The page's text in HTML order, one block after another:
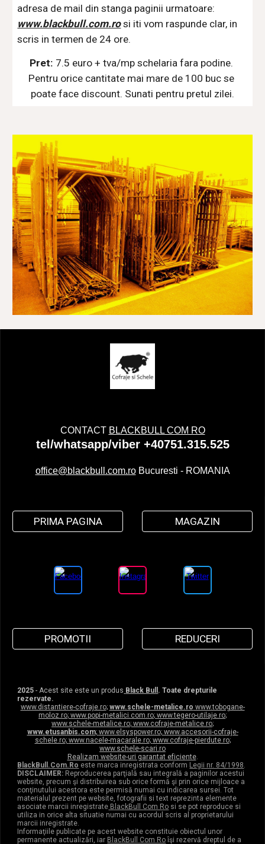
adresa de mail din stanga paginii urmatoare:
www.blackbull.com.ro si iti vom raspunde clar, in
scris in termen de 24 ore.
Pret: 7.5 euro + tva/mp schelaria fara podine.
Pentru orice cantitate mai mare de 100 buc se
poate face discount. Sunati pentru pretul zilei.
CONTACT BLACKBULL COM RO
tel/whatsapp/viber +40751.315.525
office@blackbull.com.roBucuresti - ROMANIA
PRIMA PAGINA MAGAZIN
PROMOTII REDUCERI
2025 - Acest site este un produs Black Bull . Toate drepturile
rezervate.
www.distantiere-cofraje.ro; www.schele-metalice.ro www.tobogane-
moloz.ro; www.popi-metalici.com.ro; www.tegero-utilaje.ro;
www.schele-metalice.ro; www.cofraje-metalice.ro;
www.etusanbis.com; www.elsyspower.ro;www.accesorii-cofraje-
schele.ro; www.nacele-macarale.ro; www.cofraje-pierdute.ro;
www.schele-scari.ro
Realizam website-uri garantat eficiente.
BlackBull.Com.Ro este marca inregistrata conform Legii nr. 84/1998.
DISCLAIMER: Reproducerea parţială sau integrală a paginilor acestui
website, precum şi distribuirea sub orice formă şi prin orice mijloace a
conţinutului acestora este permisă numai cu indicarea sursei. Tot
materialul prezent pe website, fotografii si text reprezinta elemente
asociate marcii inregistrate BlackBull Com Ro si se pot reproduce si
utiliza in orice alta situatie numai cu acordul scris al proprietarului
marcii inregistrate.
Informaţiile publicate pe acest website constituie obiectul unor
permanente actualizări, iar BlackBull Com Ro îşi rezervă dreptul de a